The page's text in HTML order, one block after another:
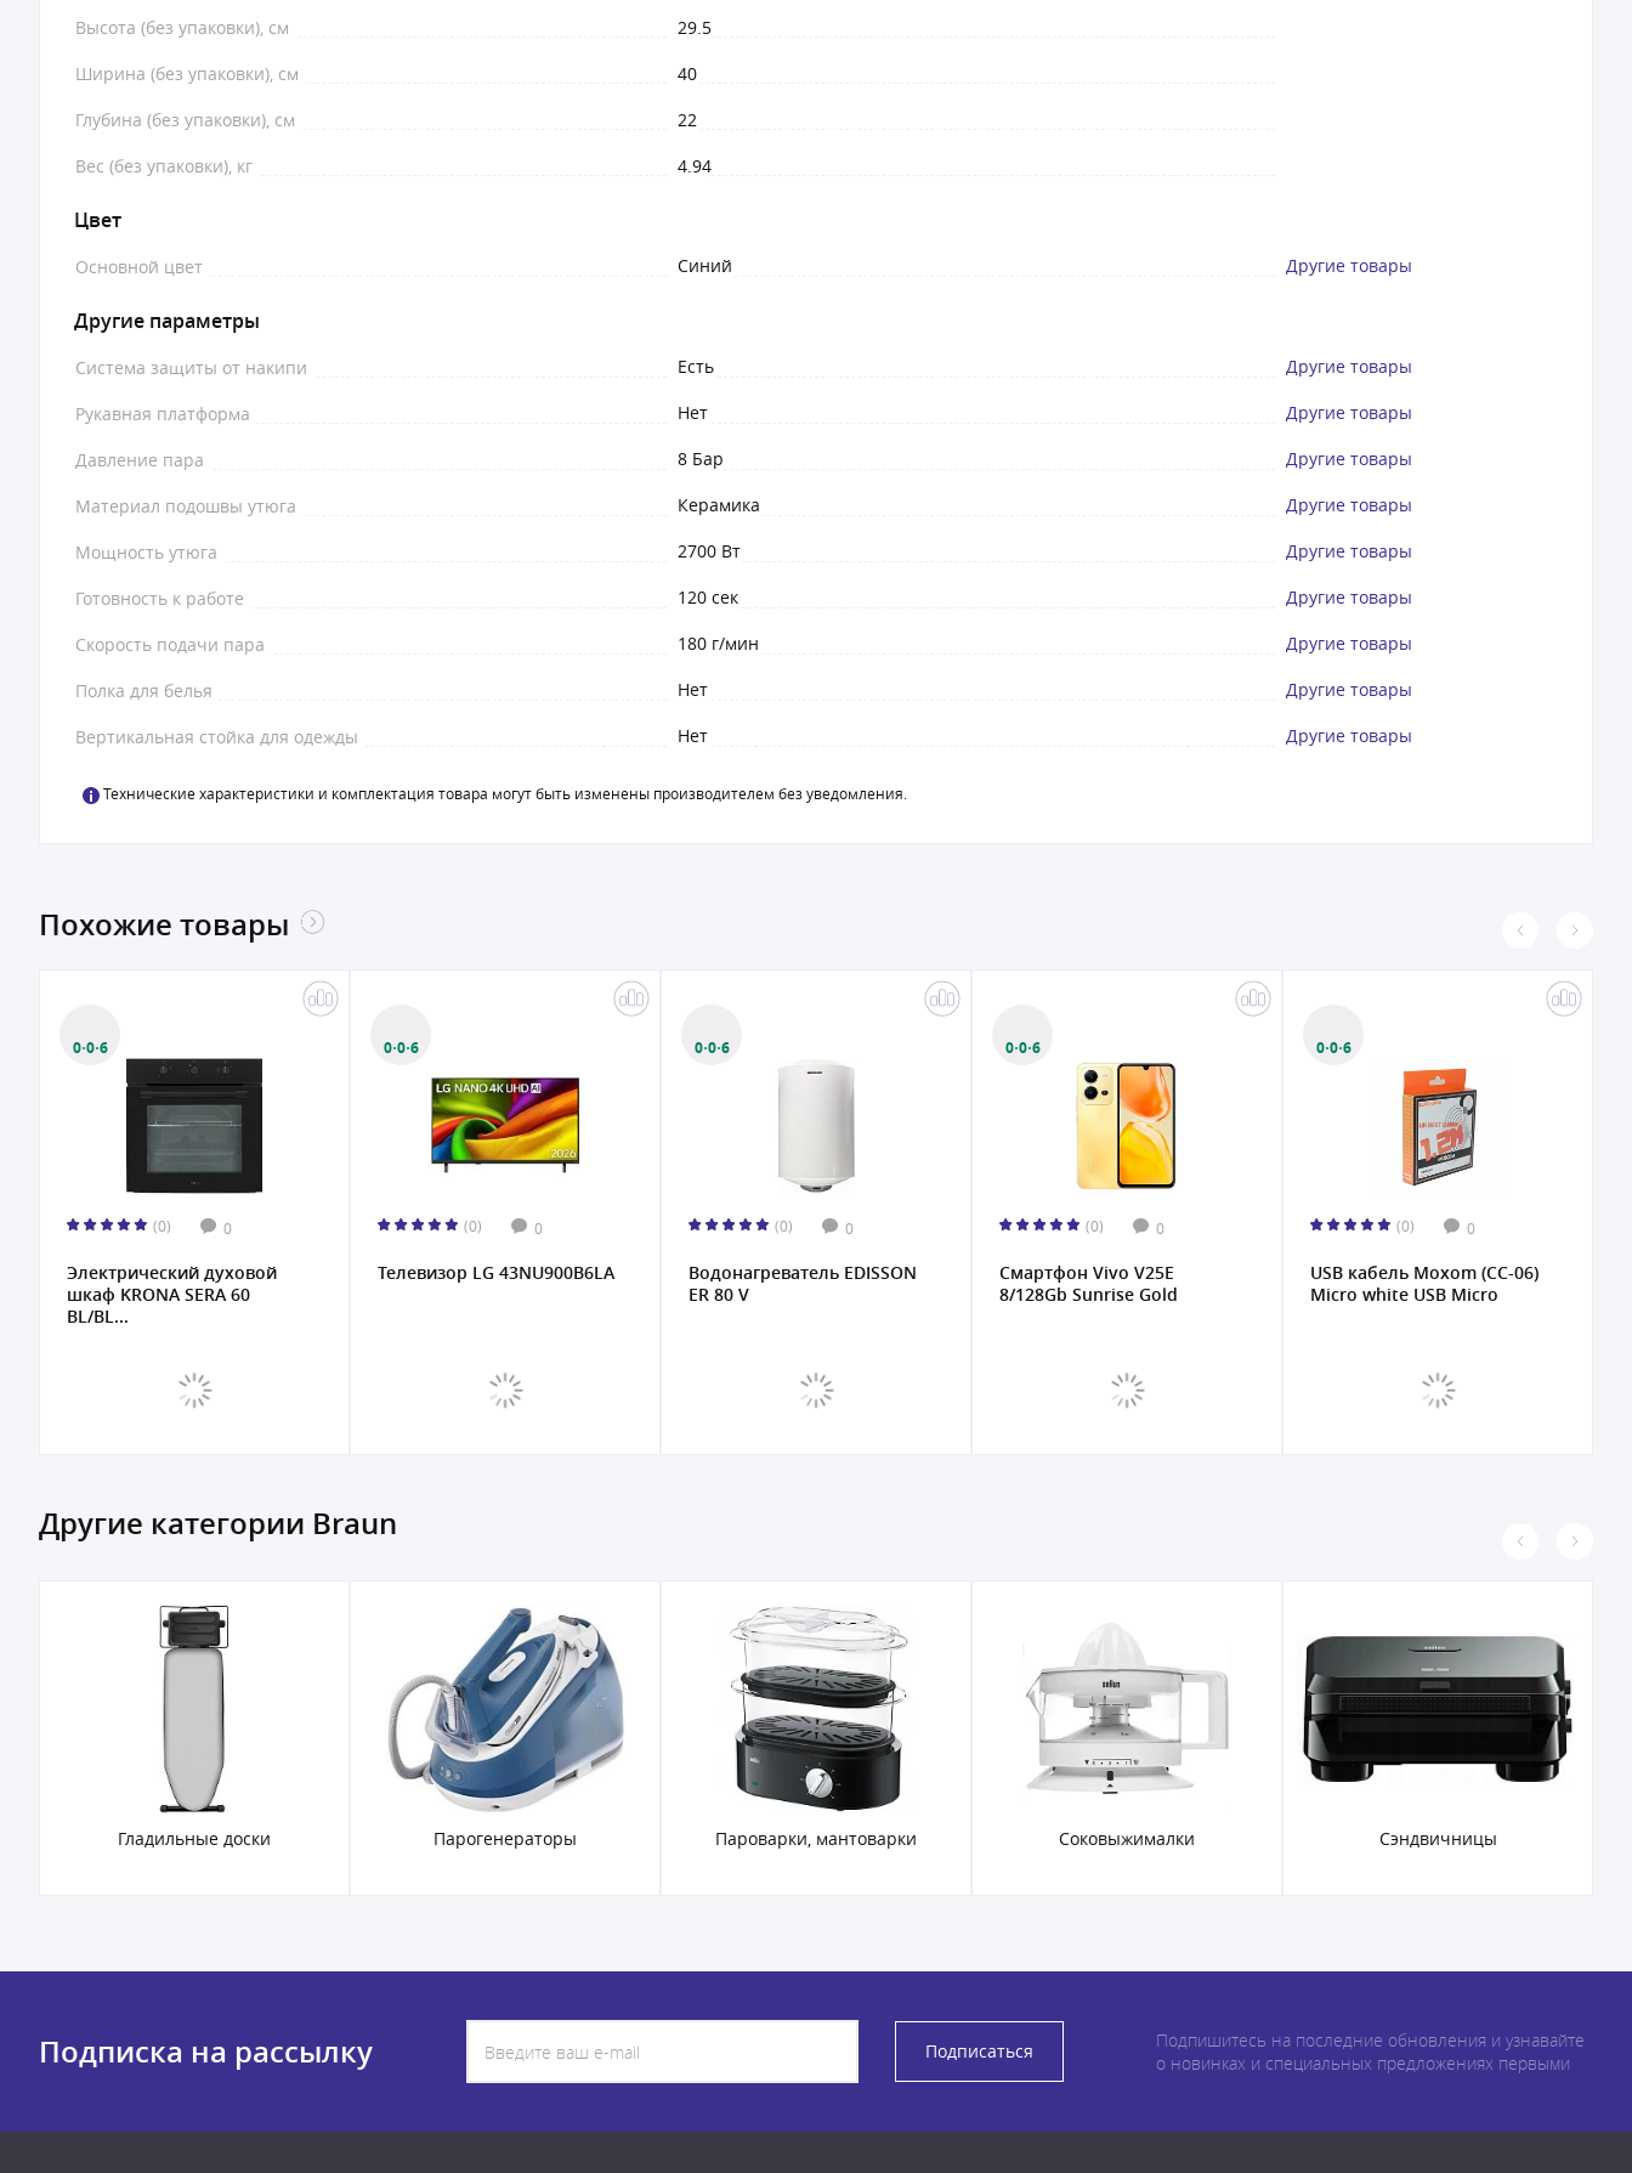
Высота (без упаковки), см
29.5
Ширина (без упаковки), см
40
Глубина (без упаковки), см
22
Вес (без упаковки), кг
4.94
Цвет
Основной цвет Синий Другие товары
Другие параметры
Система защиты от накипи Есть Другие товары
Рукавная платформа Нет Другие товары
Давление пара 8 Бар Другие товары
Материал подошвы утюга Керамика Другие товары
Мощность утюга 2700 Вт Другие товары
Готовность к работе 120 сек Другие товары
Скорость подачи пара 180 г/мин Другие товары
Полка для белья Нет Другие товары
Вертикальная стойка для одежды Нет Другие товары
Технические характеристики и комплектация товара могут быть изменены производителем без уведомления.
Похожие товары
0·0·6
(0) 0
Электрический духовой
шкаф KRONA SERA 60
BL/BL...
0·0·6
(0) 0
Телевизор LG 43NU900B6LA
0·0·6
(0) 0
Водонагреватель EDISSON
ER 80 V
0·0·6
(0) 0
Смартфон Vivo V25E
8/128Gb Sunrise Gold
0·0·6
(0) 0
USB кабель Moxom (CC-06)
Micro white USB Micro
Другие категории Braun
Гладильные доски Парогенераторы Пароварки, мантоварки Соковыжималки Сэндвичницы
Подписка на рассылку Подписаться
Подпишитесь на последние обновления и узнавайте
о новинках и специальных предложениях первыми